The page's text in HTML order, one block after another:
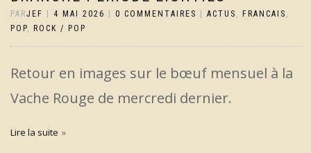
PARJEF | 4 MAI 2026 | 0 COMMENTAIRES | ACTUS FRANCAIS
POP
ROCK / POP
Retour en images sur le bœuf mensuel à la
Vache Rouge de mercredi dernier.
Lire la suite